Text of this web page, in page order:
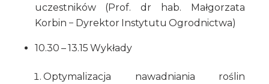
uczestników (Prof. dr hab. Małgorzata
Korbin − Dyrektor Instytutu Ogrodnictwa)
10.30 – 13.15 Wykłady
Optymalizacja nawadniania roślin